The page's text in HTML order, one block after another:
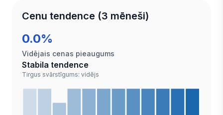
Cenu tendence (3 mēneši)
0.0%
Vidējais cenas pieaugums
Stabila tendence
Tirgus svārstīgums: vidējs